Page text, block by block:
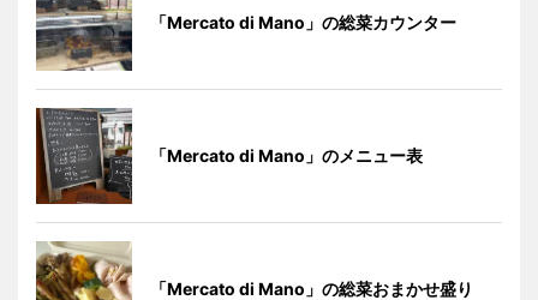
「Mercato di Mano」の総菜カウンター
「Mercato di Mano」のメニュー表
「Mercato di Mano」の総菜おまかせ盛り